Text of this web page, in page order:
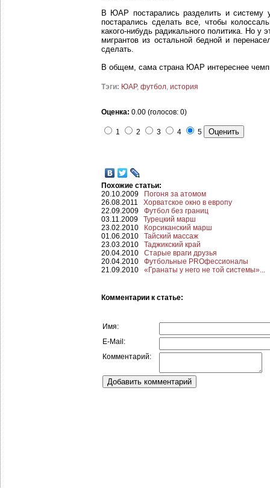
В ЮАР постарались разделить и систему
постарались сделать все, чтобы
какого-нибудь радикального политика. Но у
мигрантов из остальной бедной и
сделать.
В общем, сама страна ЮАР интереснее
Тэги: ЮАР, футбол, история
Оценка: 0.00 (голосов: 0)
1 2 3 4 5
Похожие статьи:
20.10.2009
Погоня за атомом
26.08.2011 Хорватское окно в европу
22.09.2009 Футбол без границ
03.11.2009 Турецкий марш
23.02.2010
Корсиканский марш
01.06.2010 Тайский массаж
23.03.2010 Таджикский край
20.04.2010 Старые враги друзья
20.04.2010 Футбольные PROфессионалы
21.09.2010 «Гранаты у него не той системы»...
Комментарии к статье:
Имя:
E-Mail:
Комментарий: